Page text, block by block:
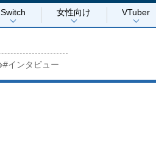
Switch 女性向け VTuber
#インタビュー